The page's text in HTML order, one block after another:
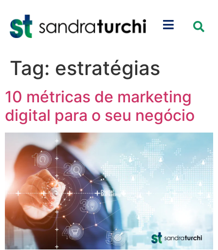
Tag: estratégias
10 métricas de marketing
digital para o seu negócio